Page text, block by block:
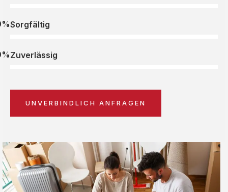
Sorgfältig
Zuverlässig
UNVERBINDLICH ANFRAGEN